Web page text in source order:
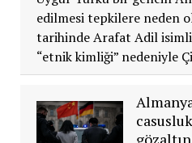
edilmesi tepkilere neden
tarihinde Arafat Adil
“etnik kimliği” nedeniyle